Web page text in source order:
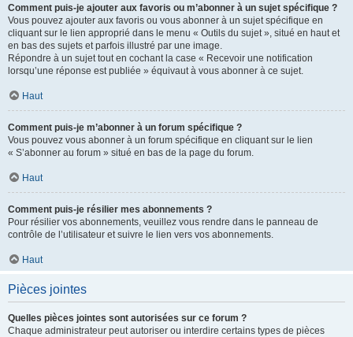
Comment puis-je ajouter aux favoris ou m’abonner à un sujet spécifique ?
Vous pouvez ajouter aux favoris ou vous abonner à un sujet spécifique en
cliquant sur le lien approprié dans le menu « Outils du sujet », situé en haut et
en bas des sujets et parfois illustré par une image.
Répondre à un sujet tout en cochant la case « Recevoir une notification
lorsqu’une réponse est publiée » équivaut à vous abonner à ce sujet.
Haut
Comment puis-je m’abonner à un forum spécifique ?
Vous pouvez vous abonner à un forum spécifique en cliquant sur le lien
« S’abonner au forum » situé en bas de la page du forum.
Haut
Comment puis-je résilier mes abonnements ?
Pour résilier vos abonnements, veuillez vous rendre dans le panneau de
contrôle de l’utilisateur et suivre le lien vers vos abonnements.
Haut
Pièces jointes
Quelles pièces jointes sont autorisées sur ce forum ?
Chaque administrateur peut autoriser ou interdire certains types de pièces